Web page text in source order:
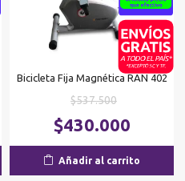
es:
Bicicleta Fija Magnética RAN 402
$537.500El
precio
original
era:
$537.500.
$430.000
Añadir al carrito